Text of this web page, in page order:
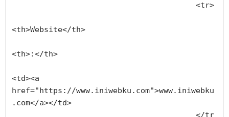
					<tr>
<th>Website</th>
<th>:</th>
<td><a
href="https://www.iniwebku.com">www.iniwebku
.com</a></td>